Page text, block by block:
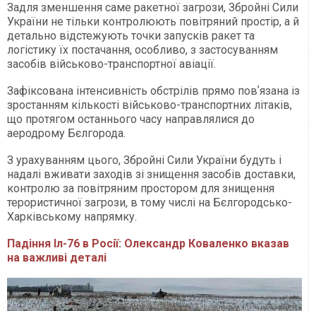
Задля зменшення саме ракетної загрози, Збройні Сили
України не тільки контролюють повітряний простір, а й
детально відстежують точки запусків ракет та
логістику їх постачання, особливо, з застосуванням
засобів військово-транспортної авіації.
Зафіксована інтенсивність обстрілів прямо повʼязана із
зростанням кількості військово-транспортних літаків,
що протягом останнього часу направлялися до
аеродрому Бєлгорода.
З урахуванням цього, Збройні Сили України будуть і
надалі вживати заходів зі знищення засобів доставки,
контролю за повітряним простором для знищення
терористичної загрози, в тому числі на Бєлгородсько-
Харківському напрямку.
Падіння Іл-76 в Росії: Олександр Коваленко вказав
на важливі деталі